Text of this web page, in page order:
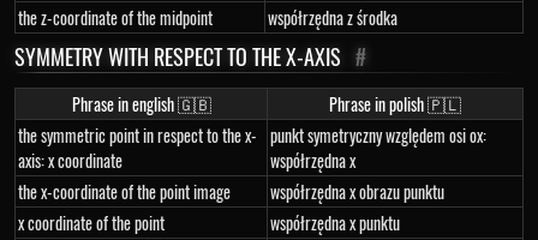
the z-coordinate of the midpoint
współrzędna z środka
SYMMETRY WITH RESPECT TO THE X-AXIS #
Phrase in english 🇬🇧
Phrase in polish 🇵🇱
the symmetric point in respect to the x-
axis: x coordinate
punkt symetryczny względem osi ox:
współrzędna x
the x-coordinate of the point image
współrzędna x obrazu punktu
x coordinate of the point
współrzędna x punktu